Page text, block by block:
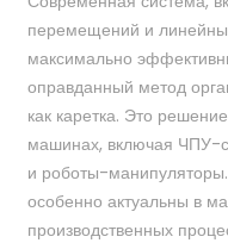
перемещений и
максимально
оправданный метод
как каретка. Это
машинах, включая ЧПУ-
и роботы-
особенно актуальны в
производственных